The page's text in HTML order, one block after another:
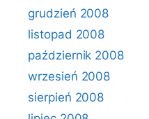
grudzień 2008
listopad 2008
październik 2008
wrzesień 2008
sierpień 2008